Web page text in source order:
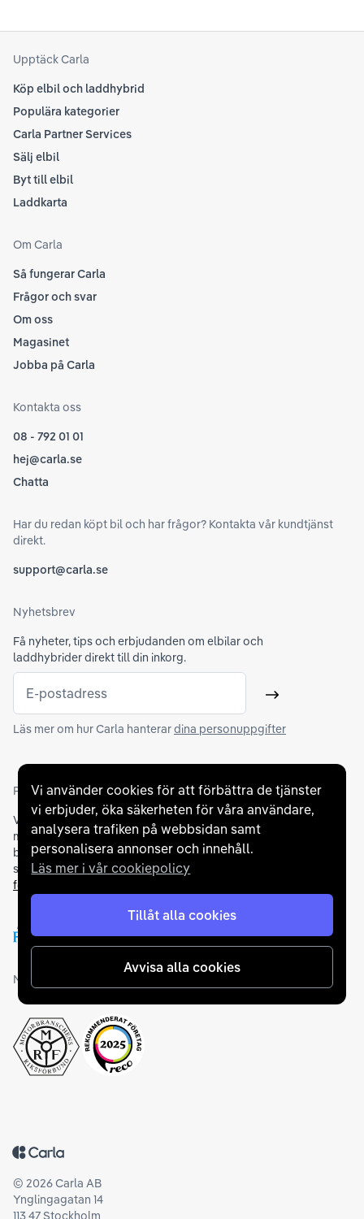
Vi använder cookies för att förbättra de tjänster
vi erbjuder, öka säkerheten för våra användare,
analysera trafiken på webbsidan samt
personalisera annonser och innehåll.
Läs mer i vår cookiepolicy
Tillåt alla cookies
Avvisa alla cookies
att
Upptäck Carla
Köp elbil och laddhybrid
Populära kategorier
Carla Partner Services
Sälj elbil
Byt till elbil
Laddkarta
Om Carla
Så fungerar Carla
Frågor och svar
Om oss
Magasinet
Jobba på Carla
Kontakta oss
08 - 792 01 01
hej@carla.se
Chatta
Har du redan köpt bil och har frågor? Kontakta vår kundtjänst
direkt.
support@carla.se
Nyhetsbrev
Få nyheter, tips och erbjudanden om elbilar och
laddhybrider direkt till din inkorg.
E-postadress Skicka
Läs mer om hur Carla hanterardina personuppgifter
Partners och betallösningar
Vi samarbetar med
flertalet banker
för att erbjuda dig bästa
möjliga finansieringslösning och stödjer en rad olika
betalningsmetoder. För att du ska känna dig trygg vid ditt köp
samarbetar vi med Folksam och AutoConcept gällande
försäkringar och garantier
Medlemskap och utmärkelser
Tillbaka till startsidan
© 2026Carla AB
Ynglingagatan 14